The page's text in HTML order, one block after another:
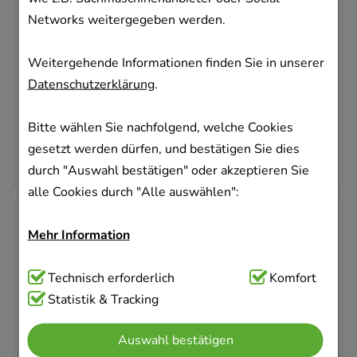
Networks weitergegeben werden.
Weitergehende Informationen finden Sie in unserer
Datenschutzerklärung.
Bitte wählen Sie nachfolgend, welche Cookies
gesetzt werden dürfen, und bestätigen Sie dies
durch "Auswahl bestätigen" oder akzeptieren Sie
alle Cookies durch "Alle auswählen":
Mehr Information
Technisch Notwendig:Hierbei handelt es sich um
Cookies, die für die Grundfunktionen unserer
Website notwendig sind (z.B. Navigation,
Warenkorb, Kundenkonto), weshalb auf diese nicht
Technisch erforderlich
Komfort
Statistik & Tracking
Auswahl bestätigen
CP GABA GmbH
Zahnpaste
02791046
5,60 €¹
pro 1 l
MERIDOL Zahnbürste